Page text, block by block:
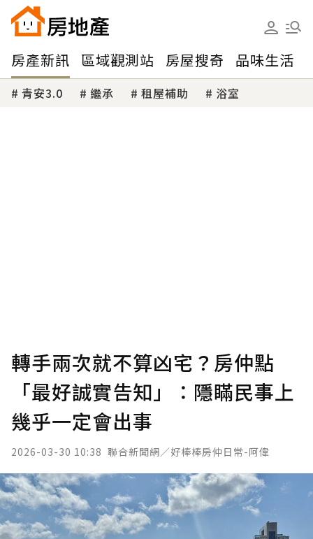
房產新訊 區域觀測站 房屋搜奇 品味生活
青安3.0 繼承 租屋補助 浴室
轉手兩次就不算凶宅？房仲點
「最好誠實告知」：隱瞞民事上
幾乎一定會出事
2026-03-30 10:38 聯合新聞網／好棒棒房仲日常-阿偉